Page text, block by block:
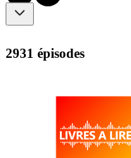
2931 épisodes